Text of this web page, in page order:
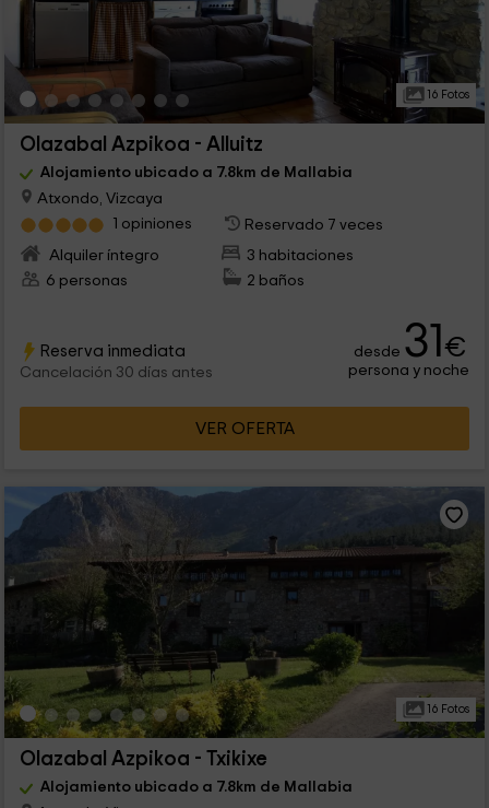
16 Fotos
Olazabal Azpikoa - Alluitz
Alojamiento ubicado a 7.8km de Mallabia
Atxondo, Vizcaya
1 opiniones
Reservado 7 veces
Alquiler íntegro
3 habitaciones
6 personas
2 baños
Reserva inmediata
Cancelación 30 días antes
desde 31€
persona y noche
VER OFERTA
16 Fotos
Olazabal Azpikoa - Txikixe
Alojamiento ubicado a 7.8km de Mallabia